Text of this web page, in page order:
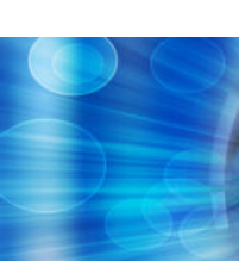
to
contentvinivida.lk